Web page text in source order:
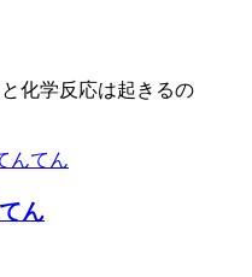
化学反応は起きるの
ん